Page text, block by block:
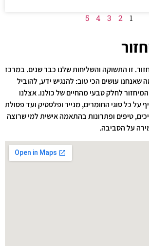
1
2
3
4
5
זו התשוקה והשליחות שלנו כבר שנים. במרכז
עושים הכי טוב: להנגיש ידע, להוביל
לחלק טבעי מהחיים של כולנו. אצלנו
על כל סוגי החומרים, מנייר ופלסטיק ועד פסולת
טיפים ופתרונות בהתאמה אישית למי שרוצה
על הסביבה.